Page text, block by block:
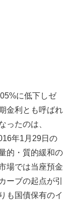
に低下しゼ
金利とも呼ばれ
ったのは、
年1月29日の
的・質的緩和の
場では当座預金
ーブの起点が引
も国債保有のイ